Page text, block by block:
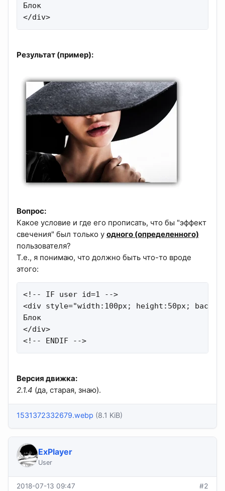
Блок
</div>
Результат (пример):
Вопрос:
Какое условие и где его прописать, что бы "эффект
свечения" был только у одного (определенного)
пользователя?
Т.е., я понимаю, что должно быть что-то вроде
этого:
<!-- IF user id=1 -->
<div style="width:100px; height:50px;
Блок
</div>
<!-- ENDIF -->
Версия движка:
2.1.4 (да, старая, знаю).
1531372332679.webp (8.1 KiB)
ExPlayer
User
2018-07-13 09:47 #2